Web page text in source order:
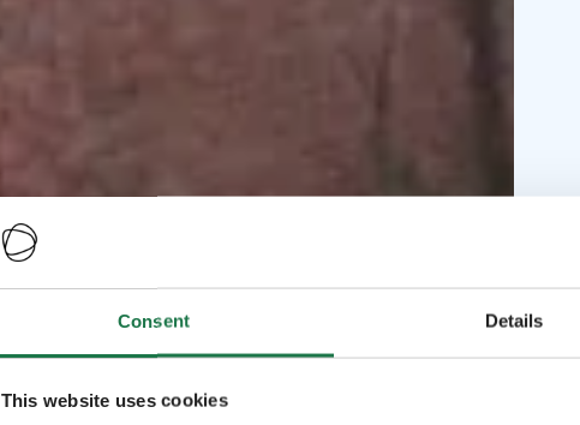
Consent Details
This website uses cookies